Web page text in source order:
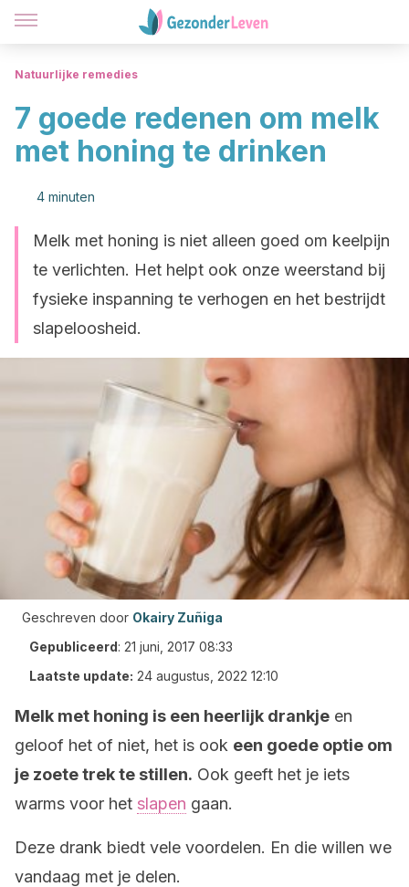
Natuurlijke remedies
7 goede redenen om melk
met honing te drinken
4 minuten
Melk met honing is niet alleen goed om keelpijn
te verlichten. Het helpt ook onze weerstand bij
fysieke inspanning te verhogen en het bestrijdt
slapeloosheid.
Geschreven door Okairy Zuñiga
Gepubliceerd: 21 juni, 2017 08:33
Laatste update: 24 augustus, 2022 12:10
Melk met honing is een heerlijk drankje en
geloof het of niet, het is ook een goede optie om
je zoete trek te stillen. Ook geeft het je iets
warms voor het slapen gaan.
Deze drank biedt vele voordelen. En die willen we
vandaag met je delen.